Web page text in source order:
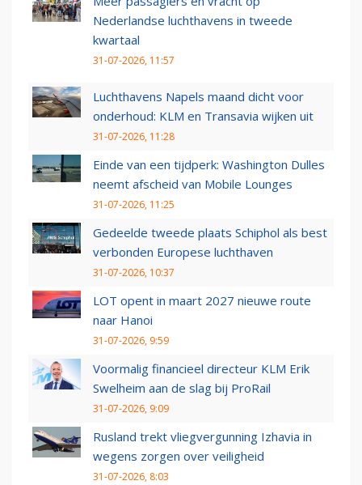
Nederlandse luchthavens in tweede
kwartaal
31-07-2026, 11:57
Luchthavens Napels maand dicht voor
onderhoud: KLM en Transavia wijken uit
31-07-2026, 11:28
Einde van een tijdperk: Washington Dulles
neemt afscheid van Mobile Lounges
31-07-2026, 11:25
Gedeelde tweede plaats Schiphol als best
verbonden Europese luchthaven
31-07-2026, 10:37
LOT opent in maart 2027 nieuwe route
naar Hanoi
31-07-2026, 9:59
Voormalig financieel directeur KLM Erik
Swelheim aan de slag bij ProRail
31-07-2026, 9:09
Rusland trekt vliegvergunning Izhavia in
wegens zorgen over veiligheid
31-07-2026, 8:03